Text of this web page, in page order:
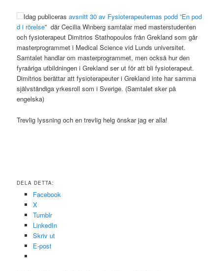
Idag publicerasavsnitt 30 av Fysioterapeuternas podd ”En pod
d i rörelse” där Cecilia Winberg samtalar med masterstudenten
och fysioterapeut Dimitrios Stathopoulos från Grekland som går
masterprogrammet i Medical Science vid Lunds universitet.
Samtalet handlar om masterprogrammet, men också hur den
fyraåriga utbildningen i Grekland ser ut för att bli fysioterapeut.
Dimitrios berättar att fysioterapeuter i Grekland inte har samma
självständiga yrkesroll som i Sverige. (Samtalet sker på
engelska)
Trevlig lyssning och en trevlig helg önskar jag er alla!
DELA DETTA:
Facebook
X
Tumblr
LinkedIn
Skriv ut
E-post